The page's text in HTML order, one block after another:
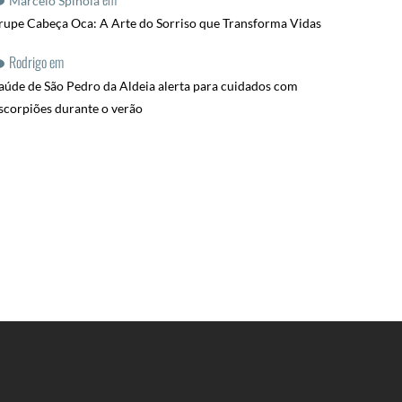
Cabeça Oca: A Arte do Sorriso que Transforma Vidas
Rodrigoem
de São Pedro da Aldeia alerta para cuidados com
durante o verão